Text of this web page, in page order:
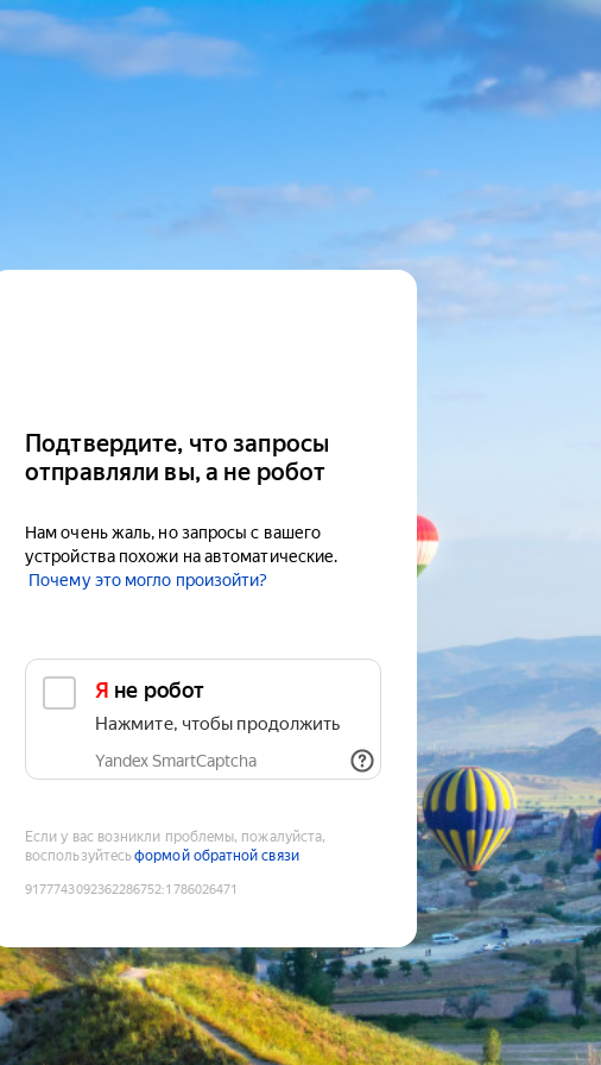
Подтвердите, что запросы
отправляли вы, а не робот
Нам очень жаль, но запросы с вашего
устройства похожи на автоматические.
Почему это могло произойти?
Я не робот
Нажмите, чтобы продолжить
Yandex SmartCaptcha
Если у вас возникли проблемы, пожалуйста,
воспользуйтесьформой обратной связи
9177743092362286752:1786026471